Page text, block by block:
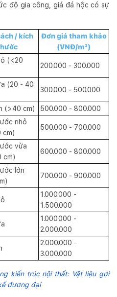
độ gia công, giá đá hộc có sự
/ kích
Đơn giá tham khảo
(VNĐ/m³)
(<20
200.000 - 300.000
(20 - 40
300.000 - 500.000
(>40 cm) 500.000 - 800.000
nhỏ
cm)
500.000 - 700.000
vừa
cm)
600.000 - 800.000
lớn
700.000 - 900.000
1.000.000 -
1.500.000
1.000.000 -
2.000.000
2.000.000 -
3.000.000
kiến trúc nội thất: Vật liệu gợi
đương đại